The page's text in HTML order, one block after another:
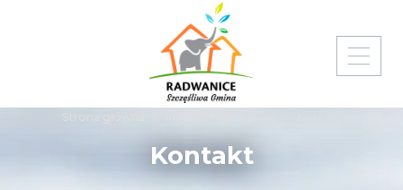
Kontakt